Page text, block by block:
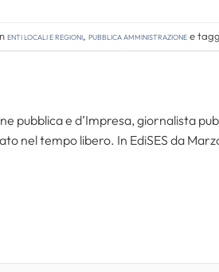
Enti locali e regioni, Pubblica amministrazionee
pubblica e d’Impresa, giornalista
nel tempo libero. In EdiSES da